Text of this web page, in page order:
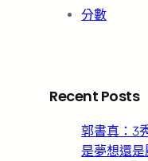
分數
Recent Posts
郭書真：3
是夢想還是